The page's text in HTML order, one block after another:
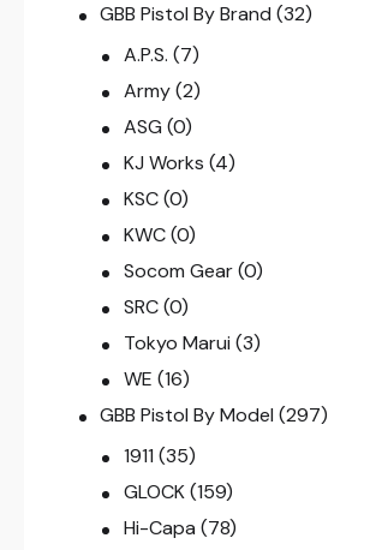
GBB Pistol By Brand (32)
A.P.S. (7)
Army (2)
ASG (0)
KJ Works (4)
KSC (0)
KWC (0)
Socom Gear (0)
SRC (0)
Tokyo Marui (3)
WE (16)
GBB Pistol By Model (297)
1911 (35)
GLOCK (159)
Hi-Capa (78)